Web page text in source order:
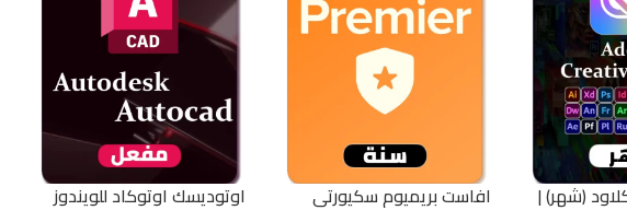
(شهر) | افاست بريميوم سكيورتي اوتوديسك اوتوكاد للويندوز